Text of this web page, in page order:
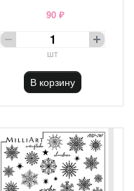
90 ₽
шт
В корзину